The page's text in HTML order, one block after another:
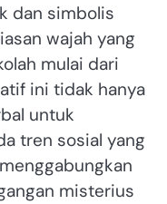
dan simbolis
wajah yang
mulai dari
ini tidak hanya
untuk
tren sosial yang
misterius